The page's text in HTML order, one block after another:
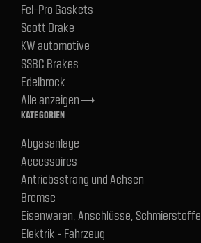
Fel-Pro Gaskets
Scott Drake
KW automotive
SSBC Brakes
Edelbrock
Alle anzeigentrending_flat
KATEGORIEN
Abgasanlage
Accessoires
Antriebsstrang und Achsen
Bremse
Eisenwaren, Anschlüsse, Schmierstoffe
Elektrik - Fahrzeug